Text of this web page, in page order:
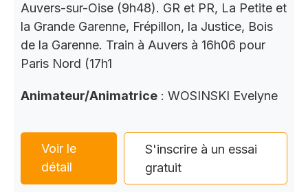
Auvers-sur-Oise (9h48). GR et PR, La Petite et
la Grande Garenne, Frépillon, la Justice, Bois
de la Garenne. Train à Auvers à 16h06 pour
Paris Nord (17h1
Animateur/Animatrice : WOSINSKI Evelyne
Voir le
détail
S'inscrire à un essai
gratuit